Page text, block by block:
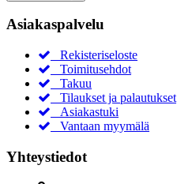
Asiakaspalvelu
Rekisteriseloste
Toimitusehdot
Takuu
Tilaukset ja palautukset
Asiakastuki
Vantaan myymälä
Yhteystiedot